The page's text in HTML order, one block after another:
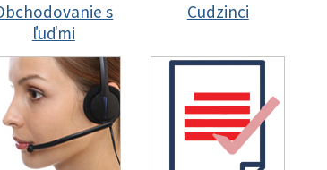
s
ľuďmi
Cudzinci